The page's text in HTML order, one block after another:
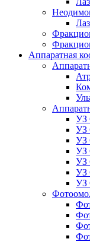
Аппаратная
УЗ
УЗ
УЗ
УЗ
УЗ
УЗ
УЗ